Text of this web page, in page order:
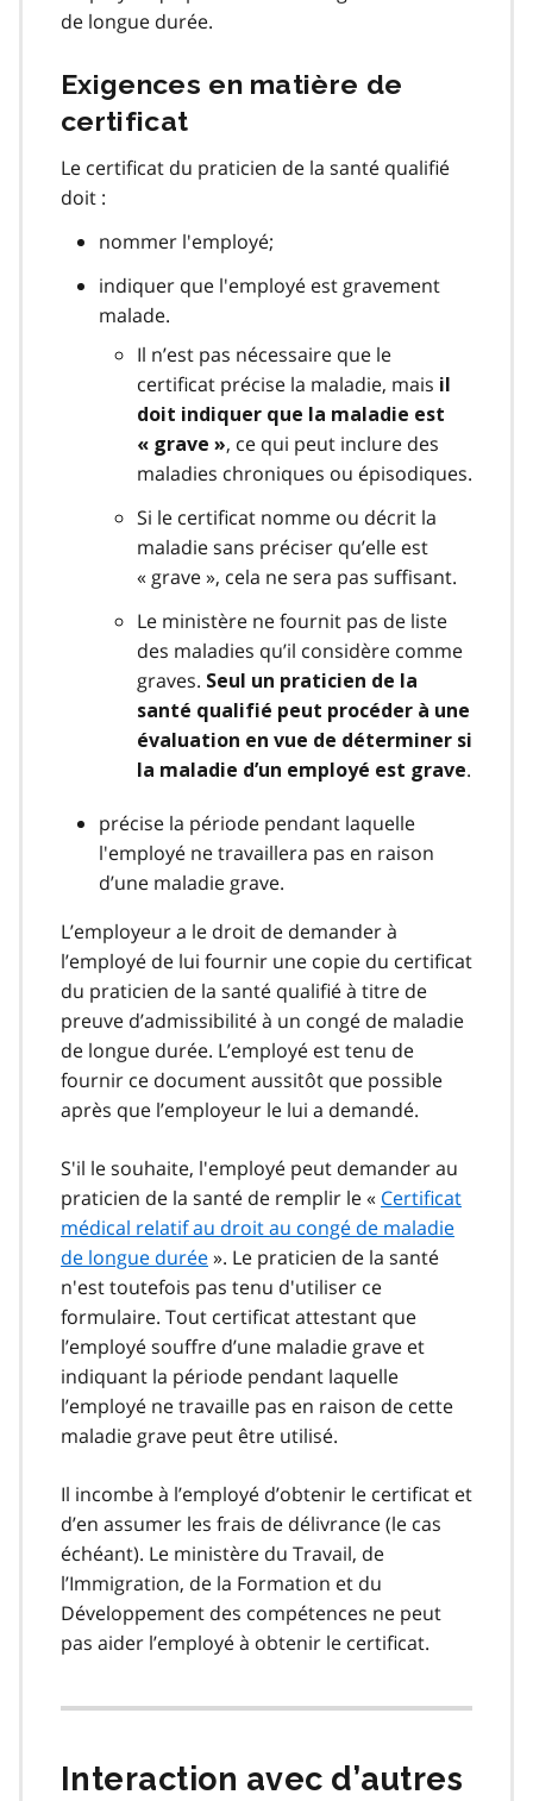
de longue durée.
Exigences en matière de
certificat
Le certificat du praticien de la santé qualifié
doit :
nommer l'employé;
indiquer que l'employé est gravement
malade.
Il n’est pas nécessaire que le
certificat précise la maladie, mais il
doit indiquer que la maladie est
« grave », ce qui peut inclure des
maladies chroniques ou épisodiques.
Si le certificat nomme ou décrit la
maladie sans préciser qu’elle est
« grave », cela ne sera pas suffisant.
Le ministère ne fournit pas de liste
des maladies qu’il considère comme
graves. Seul un praticien de la
santé qualifié peut procéder à une
évaluation en vue de déterminer si
la maladie d’un employé est grave.
précise la période pendant laquelle
l'employé ne travaillera pas en raison
d’une maladie grave.
L’employeur a le droit de demander à
l’employé de lui fournir une copie du certificat
du praticien de la santé qualifié à titre de
preuve d’admissibilité à un congé de maladie
de longue durée. L’employé est tenu de
fournir ce document aussitôt que possible
après que l’employeur le lui a demandé.
S'il le souhaite, l'employé peut demander au
praticien de la santé de remplir le « Certificat
médical relatif au droit au congé de maladie
de longue durée». Le praticien de la santé
n'est toutefois pas tenu d'utiliser ce
formulaire. Tout certificat attestant que
l’employé souffre d’une maladie grave et
indiquant la période pendant laquelle
l’employé ne travaille pas en raison de cette
maladie grave peut être utilisé.
Il incombe à l’employé d’obtenir le certificat et
d’en assumer les frais de délivrance (le cas
échéant). Le ministère du Travail, de
l’Immigration, de la Formation et du
Développement des compétences ne peut
pas aider l’employé à obtenir le certificat.
Interaction avec d’autres